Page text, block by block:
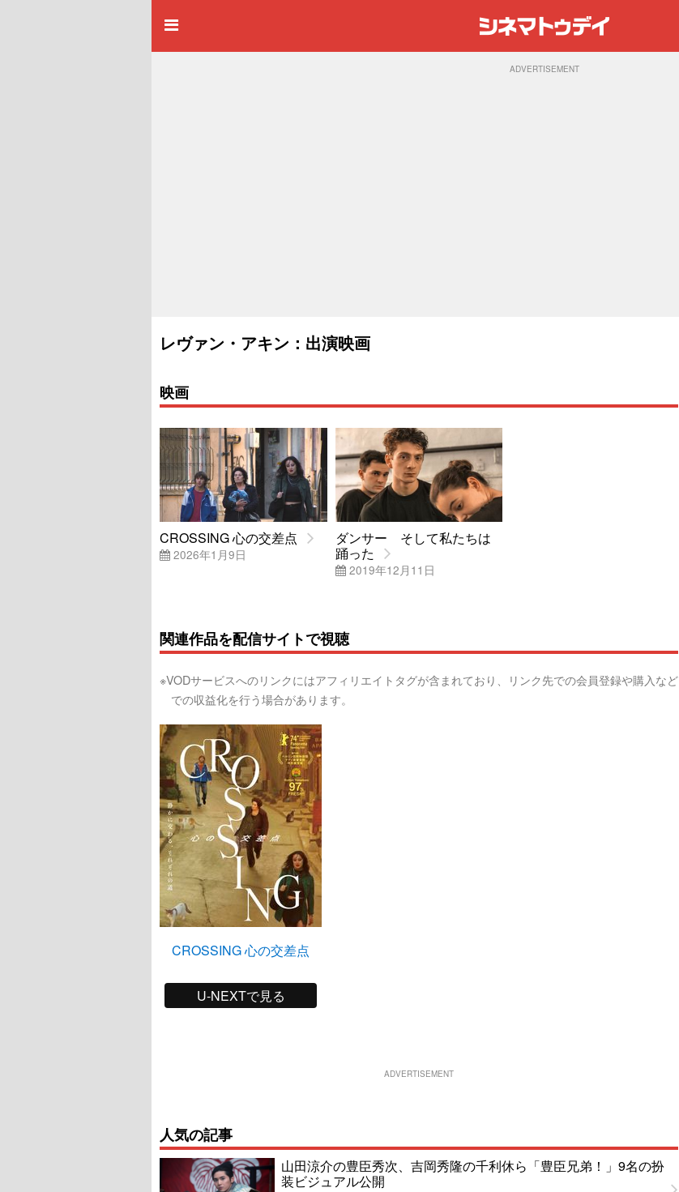
ADVERTISEMENT
レヴァン・アキン：出演映画
映画
CROSSING 心の交差点
2026年1月9日
ダンサー そして私たちは
踊った
2019年12月11日
関連作品を配信サイトで視聴
※VODサービスへのリンクにはアフィリエイトタグが含まれており、リンク先での会員登録や購入など
での収益化を行う場合があります。
CROSSING 心の交差点
U-NEXTで見る
ADVERTISEMENT
人気の記事
山田涼介の豊臣秀次、吉岡秀隆の千利休ら「豊臣兄弟！」9名の扮
装ビジュアル公開